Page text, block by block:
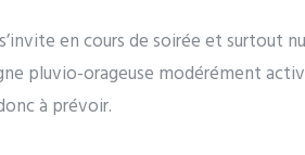
en cours de soirée et surtout
pluvio-orageuse modérément
à prévoir.